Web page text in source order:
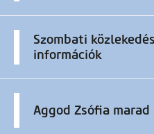
Szombati
információk
Aggod Zsófia marad